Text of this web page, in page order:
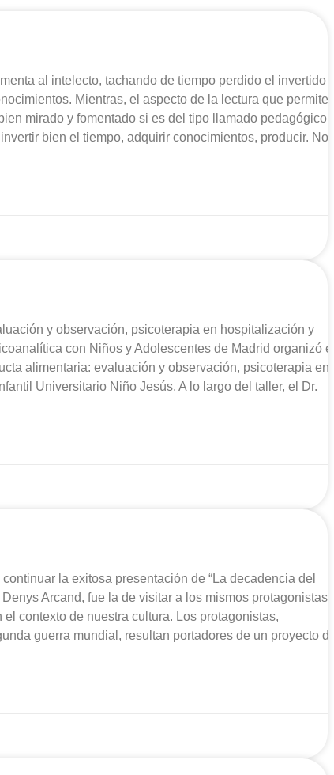
al intelecto, ta­chando de tiempo perdido el invertido
Mientras, el aspecto de la lectura que permite
mirado y fomentado si es del tipo llamado pedagógico,
bien el tiempo, adquirir conocimien­tos, producir. No
y observación, psicoterapia en hospitalización y
con Niños y Adolescentes de Madrid organizó
alimentaria: evaluación y observación, psicoterapia en
Universitario Niño Jesús. A lo largo del taller, el Dr.
la exitosa presentación de “La decadencia del
Arcand, fue la de visitar a los mismos protagonistas,
contexto de nuestra cultura. Los protagonistas,
guerra mundial, resultan portadores de un proyecto